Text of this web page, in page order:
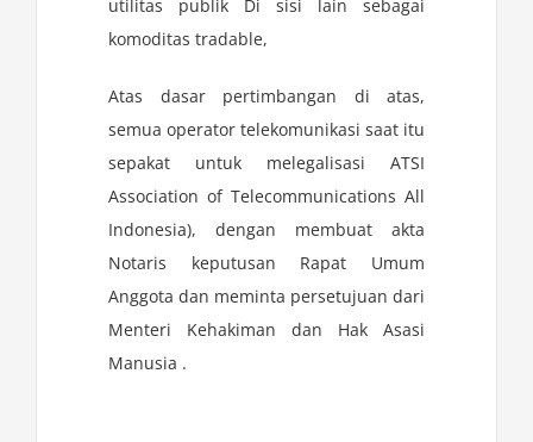
utilitas publik Di sisi lain sebagai
komoditas tradable,
Atas dasar pertimbangan di atas,
semua operator telekomunikasi saat itu
sepakat untuk melegalisasi ATSI
Association of Telecommunications All
Indonesia), dengan membuat akta
Notaris keputusan Rapat Umum
Anggota dan meminta persetujuan dari
Menteri Kehakiman dan Hak Asasi
Manusia .